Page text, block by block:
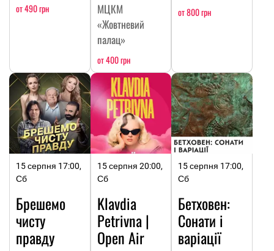
от 490 грн
МЦКМ
«Жовтневий
палац»
от 400 грн
от 800 грн
15 серпня 17:00,
Сб
Брешемо
чисту
правду
15 серпня 20:00,
Сб
Klavdia
Petrivna |
Open Air
15 серпня 17:00,
Сб
Бетховен:
Сонати і
варіації